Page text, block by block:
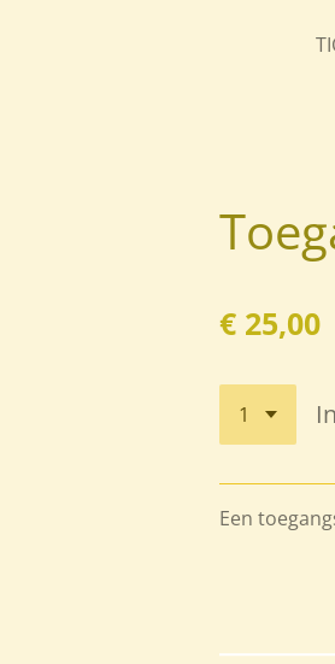
€ 25,00
Een